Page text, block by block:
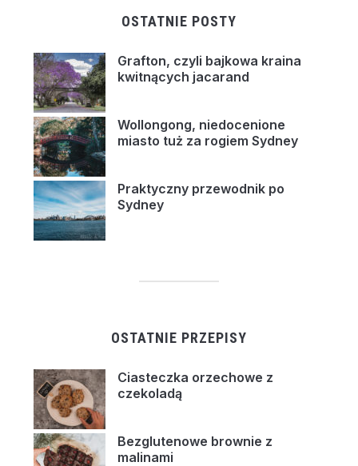
OSTATNIE POSTY
Grafton, czyli bajkowa kraina
kwitnących jacarand
Wollongong, niedocenione
miasto tuż za rogiem Sydney
Praktyczny przewodnik po
Sydney
OSTATNIE PRZEPISY
Ciasteczka orzechowe z
czekoladą
Bezglutenowe brownie z
malinami